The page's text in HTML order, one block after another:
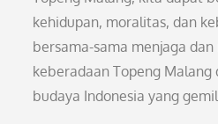
kehidupan, moralitas, dan
bersama-sama menjaga
keberadaan Topeng Malang
budaya Indonesia yang